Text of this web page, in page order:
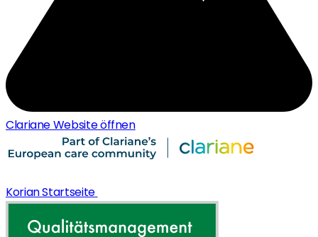
Clariane Website öffnen
Korian Startseite